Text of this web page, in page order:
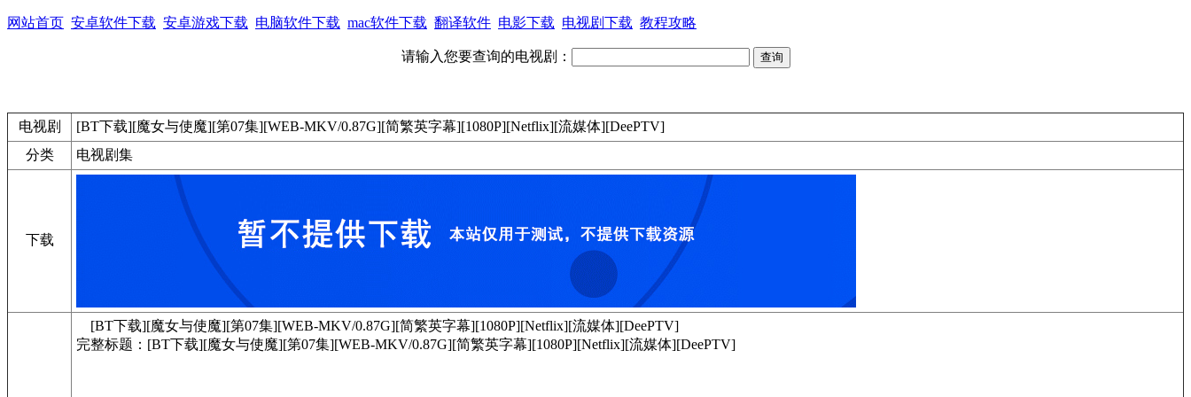
网站首页 安卓软件下载 安卓游戏下载 电脑软件下载 mac软件下载 翻译软件 电影下载 电视剧下载 教程攻略
请输入您要查询的电视剧：
电视剧
[BT下载][魔女与使魔][第07集][WEB-MKV/0.87G][简繁英字幕][1080P][Netflix][流媒体][DeePTV]
分类
电视剧集
下载
[BT下载][魔女与使魔][第07集][WEB-MKV/0.87G][简繁英字幕][1080P][Netflix][流媒体][DeePTV]
完整标题：[BT下载][魔女与使魔][第07集][WEB-MKV/0.87G][简繁英字幕][1080P][Netflix][流媒体][DeePTV]